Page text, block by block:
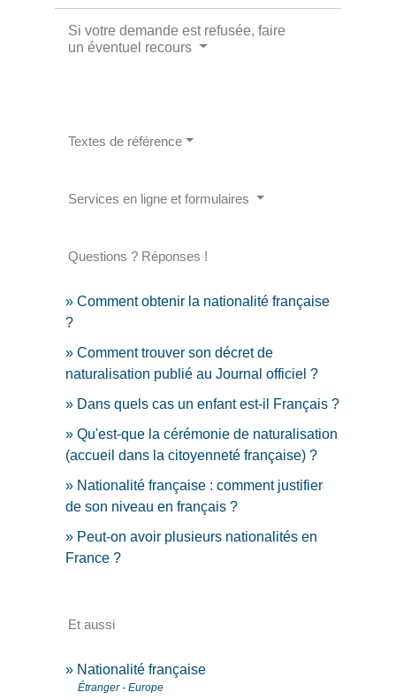
Si votre demande est refusée, faire
un éventuel recours
Textes de référence
Services en ligne et formulaires
Questions ? Réponses !
Comment obtenir la nationalité française
?
Comment trouver son décret de
naturalisation publié au Journal officiel ?
Dans quels cas un enfant est-il Français ?
Qu'est-que la cérémonie de naturalisation
(accueil dans la citoyenneté française) ?
Nationalité française : comment justifier
de son niveau en français ?
Peut-on avoir plusieurs nationalités en
France ?
Et aussi
Nationalité française
Étranger - Europe